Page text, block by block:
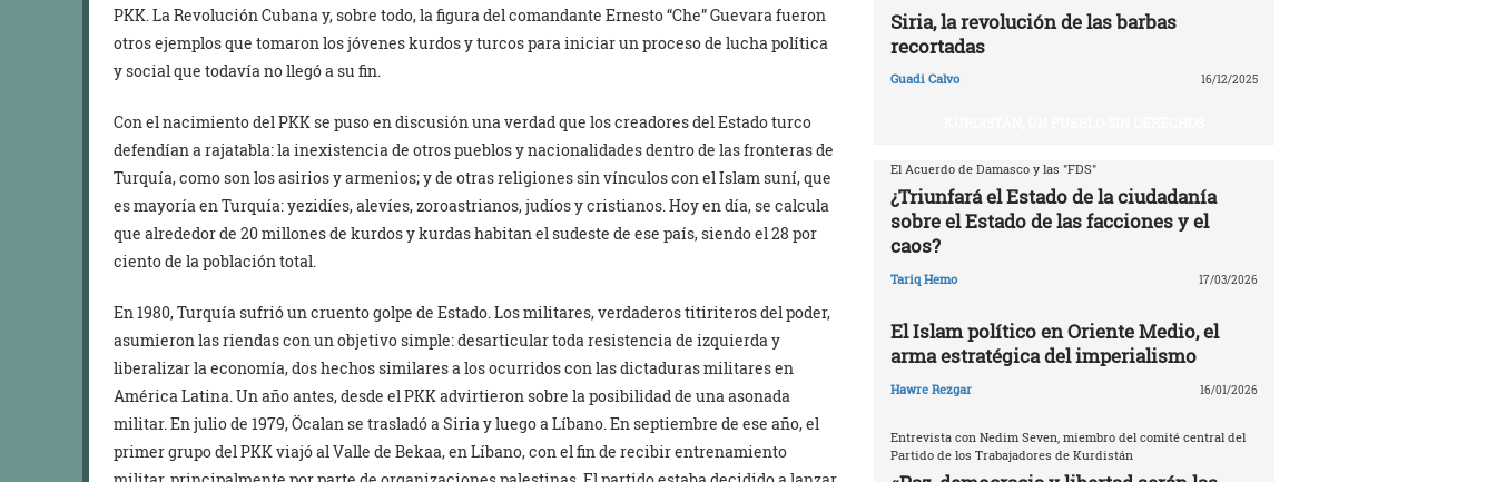
PKK. La Revolución Cubana y, sobre todo, la figura del comandante Ernesto “Che” Guevara fueron
otros ejemplos que tomaron los jóvenes kurdos y turcos para iniciar un proceso de lucha política
y social que todavía no llegó a su fin.
Con el nacimiento del PKK se puso en discusión una verdad que los creadores del Estado turco
defendían a rajatabla: la inexistencia de otros pueblos y nacionalidades dentro de las fronteras de
Turquía, como son los asirios y armenios; y de otras religiones sin vínculos con el Islam suní, que
es mayoría en Turquía: yezidíes, alevíes, zoroastrianos, judíos y cristianos. Hoy en día, se calcula
que alrededor de 20 millones de kurdos y kurdas habitan el sudeste de ese país, siendo el 28 por
ciento de la población total.
En 1980, Turquía sufrió un cruento golpe de Estado. Los militares, verdaderos titiriteros del poder,
asumieron las riendas con un objetivo simple: desarticular toda resistencia de izquierda y
liberalizar la economía, dos hechos similares a los ocurridos con las dictaduras militares en
América Latina. Un año antes, desde el PKK advirtieron sobre la posibilidad de una asonada
militar. En julio de 1979, Öcalan se trasladó a Siria y luego a Líbano. En septiembre de ese año, el
primer grupo del PKK viajó al Valle de Bekaa, en Líbano, con el fin de recibir entrenamiento
Siria, la revolución de las barbas
recortadas
Guadi Calvo 16/12/2025
El Acuerdo de Damasco y las "FDS"
¿Triunfará el Estado de la ciudadanía
sobre el Estado de las facciones y el
caos?
Tariq Hemo 17/03/2026
El Islam político en Oriente Medio, el
arma estratégica del imperialismo
Hawre Rezgar 16/01/2026
Entrevista con Nedim Seven, miembro del comité central del
Partido de los Trabajadores de Kurdistán